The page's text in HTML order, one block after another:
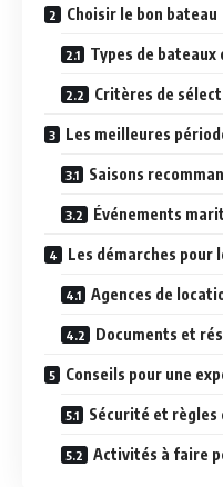
Choisir le bon bateau
Types de bateaux
Critères de
Les meilleures
Saisons
Événements
Les démarches pour
Agences de
Documents et
Conseils pour une
Sécurité et règles
Activités à faire